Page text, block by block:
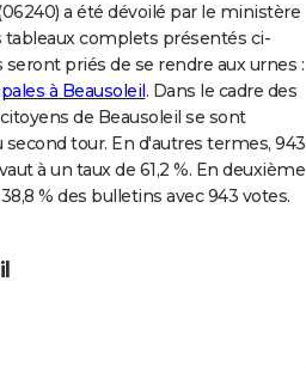
a été dévoilé par le ministère
tableaux complets présentés ci-
priés de se rendre aux urnes :
à Beausoleil . Dans le cadre des
de Beausoleil se sont
tour. En d'autres termes, 943
à un taux de 61,2 %. En deuxième
% des bulletins avec 943 votes.